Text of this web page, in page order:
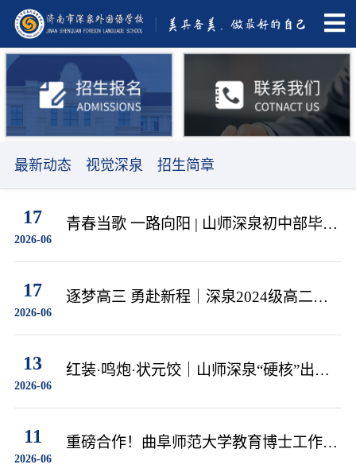
最新动态 视觉深泉 招生简章
17
2026-06
青春当歌 一路向阳 | 山师深泉初中部毕业
17
2026-06
逐梦高三 勇赴新程｜深泉2024级高二月
13
2026-06
红装·鸣炮·状元饺｜山师深泉“硬核”出征
11
2026-06
重磅合作！曲阜师范大学教育博士工作